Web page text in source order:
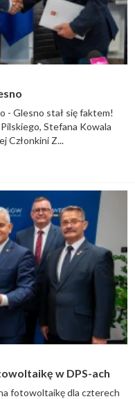
- Glesno stał się faktem!
Stefana Kowala
Członkini Z...
w DPS-ach
fotowoltaikę dla czterech